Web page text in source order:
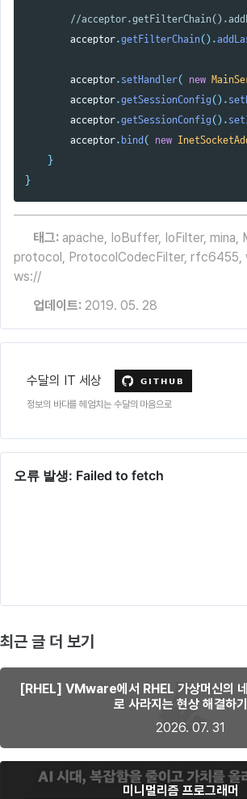
//
acceptor.getFilterChain().
acceptor.setHandler( new
acceptor.getSessionConfig().
acceptor.getSessionConfig().
acceptor. bind( new
}
}
태그: apache, IoBuffer, IoFilter, mina,
protocol, ProtocolCodecFilter, rfc6455,
ws://
업데이트: 2019. 05. 28
수달의 IT 세상
정보의 바다를 헤엄치는 수달의 마음으로
최근 글 더 보기
[RHEL] VMware에서 RHEL 가상머신의
로 사라지는 현상 해결하기
2026. 07. 31
미니멀리즘 프로그래머